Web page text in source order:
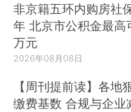
非京籍五环内购房社
年 北京市公积金最
万元
2026年08月08日
【周刊提前读】各地
缴费基数 合规与企业